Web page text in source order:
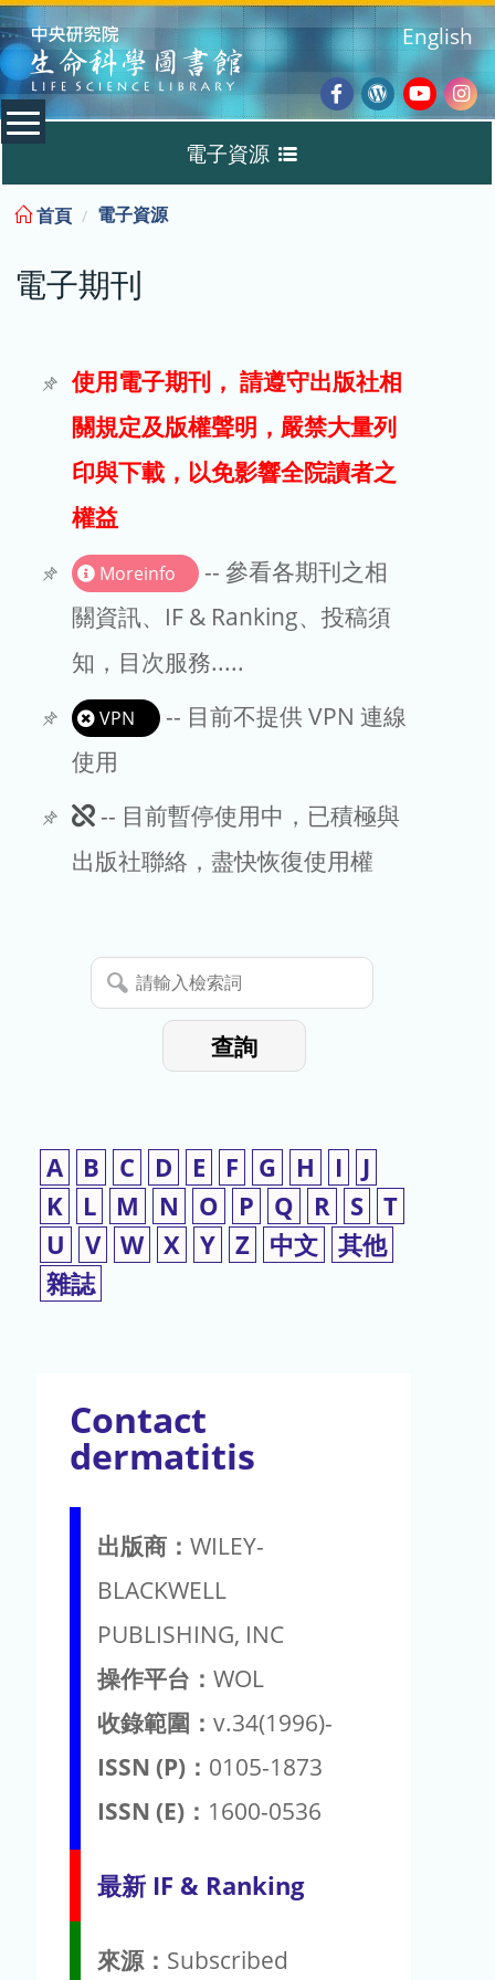
:::
Facebook
Wordpress
English
電子資源
電子期刊
試用
文章處理費
EndNote
首頁 電子資源
電子期刊
使用電子期刊， 請遵守出版社相
關規定及版權聲明，嚴禁大量列
印與下載，以免影響全院讀者之
權益
Moreinfo
-- 參看各期刊之相
關資訊、IF & Ranking、投稿須
知，目次服務.....
VPN
-- 目前不提供 VPN 連線
使用
此
期
暫
停
-- 目前暫停使用中，已積極與
出版社聯絡，盡快恢復使用權
請
輸
查詢
A B C D E F G H I
J
K
L M N O P Q R S T
U
V W X Y Z 中文 其他
雜誌
Contact
dermatitis
出版商： WILEY-
BLACKWELL
PUBLISHING, INC
操作平台： WOL
收錄範圍： v.34(1996)-
ISSN (P)： 0105-1873
ISSN (E)： 1600-0536
最新 IF & Ranking
來源： Subscribed